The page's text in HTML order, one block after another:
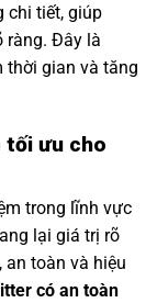
chi tiết, giúp
ràng. Đây là
thời gian và tăng
tối ưu cho
trong lĩnh vực
lại giá trị rõ
toàn và hiệu
có an toàn